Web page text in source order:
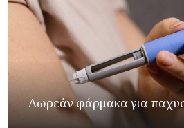
Δωρεάν φάρμακα για